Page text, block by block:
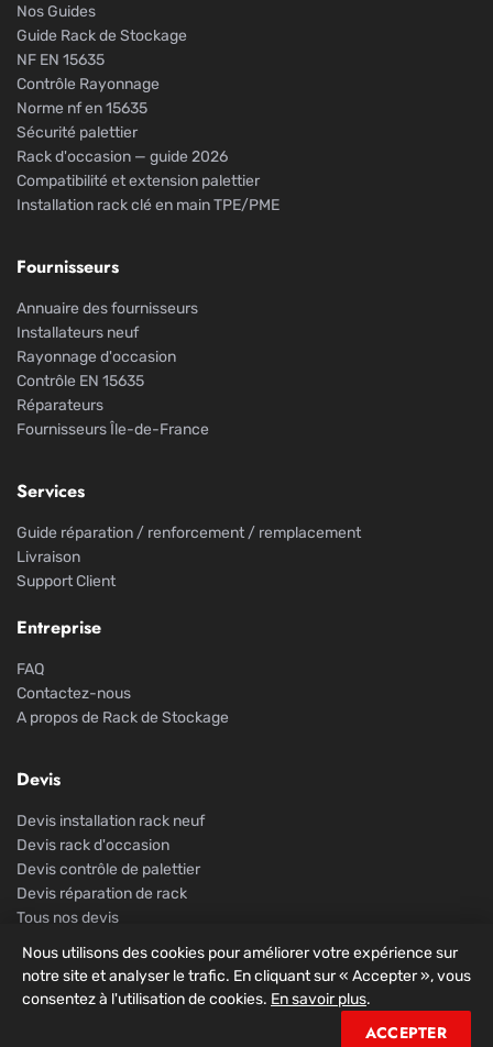
Nos Guides
Guide Rack de Stockage
NF EN 15635
Contrôle Rayonnage
Norme nf en 15635
Sécurité palettier
Rack d'occasion — guide 2026
Compatibilité et extension palettier
Installation rack clé en main TPE/PME
Fournisseurs
Annuaire des fournisseurs
Installateurs neuf
Rayonnage d'occasion
Contrôle EN 15635
Réparateurs
Fournisseurs Île-de-France
Services
Guide réparation / renforcement / remplacement
Livraison
Support Client
Entreprise
FAQ
Contactez-nous
A propos de Rack de Stockage
Devis
Devis installation rack neuf
Devis rack d'occasion
Devis contrôle de palettier
Devis réparation de rack
Tous nos devis
© 2026 Rack De Stockage. Tous droits réservés.
Nous utilisons des cookies pour améliorer votre expérience sur
notre site et analyser le trafic. En cliquant sur « Accepter », vous
consentez à l'utilisation de cookies. En savoir plus.
ACCEPTER